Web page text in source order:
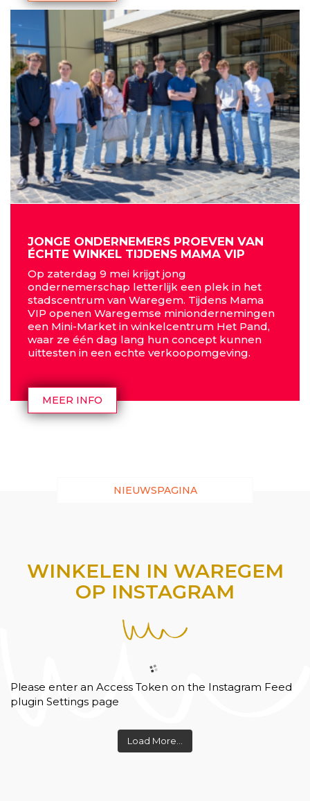
JONGE ONDERNEMERS PROEVEN VAN
ÉCHTE WINKEL TIJDENS MAMA VIP
Op zaterdag 9 mei krijgt jong
ondernemerschap letterlijk een plek in het
stadscentrum van Waregem. Tijdens Mama
VIP openen Waregemse miniondernemingen
een Mini-Market in winkelcentrum Het Pand,
waar ze één dag lang hun concept kunnen
uittesten in een echte verkoopomgeving.
MEER INFO
NIEUWSPAGINA
WINKELEN IN WAREGEM
OP INSTAGRAM
Please enter an Access Token on the Instagram Feed
plugin Settings page
Load More...